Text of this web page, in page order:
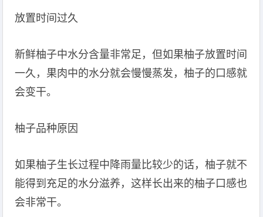
放置时间过久
新鲜柚子中水分含量非常足，但如果柚子放置时间
一久，果肉中的水分就会慢慢蒸发，柚子的口感就
会变干。
柚子品种原因
如果柚子生长过程中降雨量比较少的话，柚子就不
能得到充足的水分滋养，这样长出来的柚子口感也
会非常干。